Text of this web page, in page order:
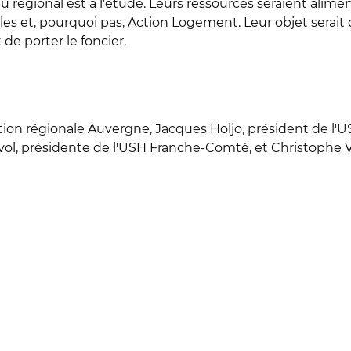
régional est à l'étude. Leurs ressources seraient
et, pourquoi pas, Action Logement. Leur objet
porter le foncier.
régionale Auvergne, Jacques Holjo, président de
présidente de l'USH Franche-Comté, et Christophe